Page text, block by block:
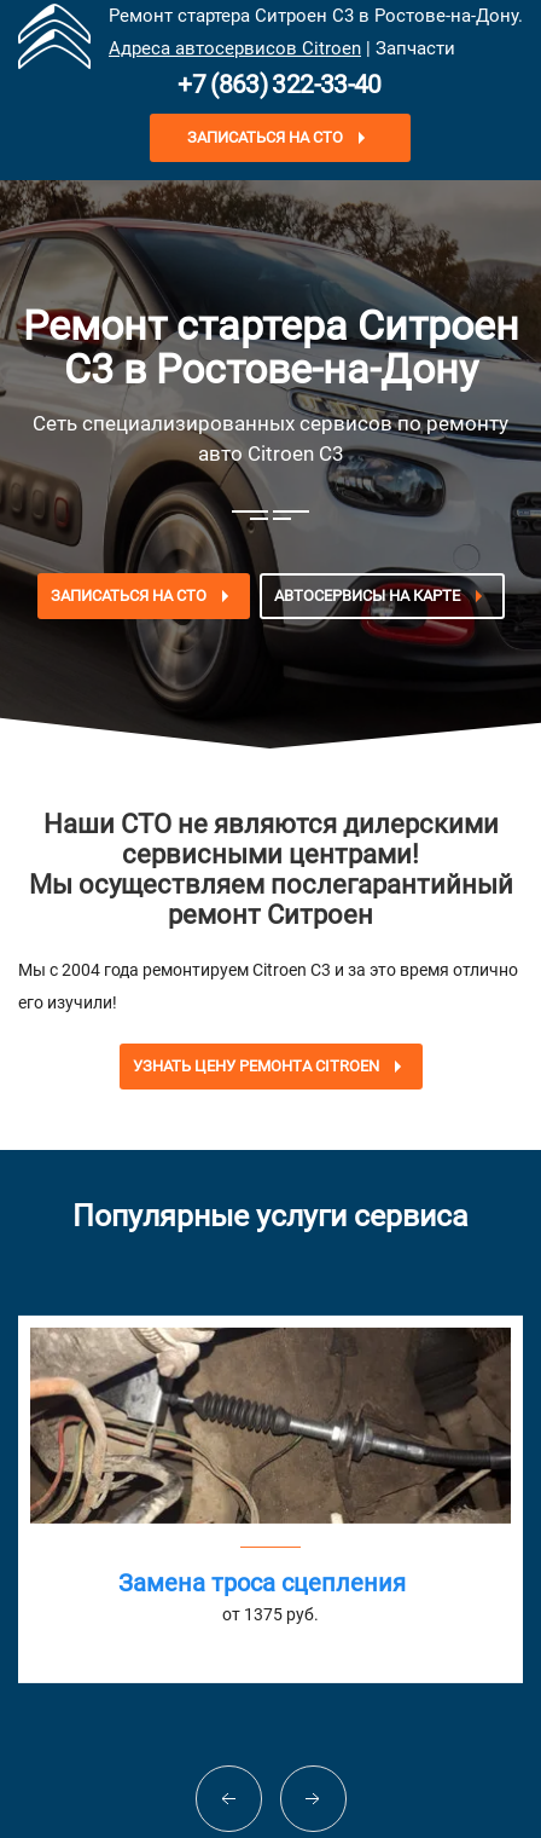
Ремонт стартера Ситроен С3 в Ростове-на-Дону.
Адреса автосервисов Citroen | Запчасти
+7 (863) 322-33-40
ЗАПИСАТЬСЯ НА СТО
Ремонт стартера Ситроен
С3 в Ростове-на-Дону
Сеть специализированных сервисов по ремонту
авто Citroen C3
ЗАПИСАТЬСЯ НА СТО АВТОСЕРВИСЫ НА КАРТЕ
Наши СТО не являются дилерскими
сервисными центрами!
Мы осуществляем послегарантийный
ремонт Ситроен
Мы с 2004 года ремонтируем Citroen C3 и за это время отлично
его изучили!
УЗНАТЬ ЦЕНУ РЕМОНТА CITROEN
Популярные услуги сервиса
Замена троса сцепления
от 1375 руб.